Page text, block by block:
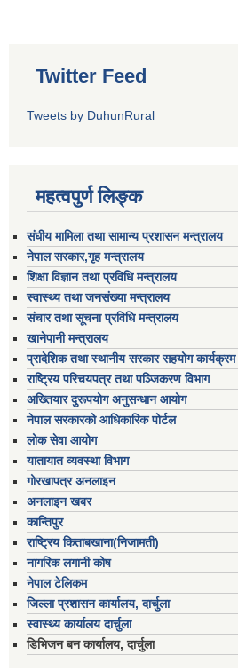
Twitter Feed
Tweets by DuhunRural
महत्वपुर्ण लिङ्क
संघीय मामिला तथा सामान्य प्रशासन मन्त्रालय
नेपाल सरकार,गृह मन्त्रालय
शिक्षा विज्ञान तथा प्रविधि मन्त्रालय
स्वास्थ्य तथा जनसंख्या मन्त्रालय
संचार तथा सूचना प्रविधि मन्त्रालय
खानेपानी मन्त्रालय
प्रादेशिक तथा स्थानीय सरकार सहयोग कार्यक्रम
राष्ट्रिय परिचयपत्र तथा पञ्जिकरण विभाग
अख्तियार दुरूपयोग अनुसन्धान आयोग
नेपाल सरकारको आधिकारिक पोर्टल
लोक सेवा आयोग
यातायात व्यवस्था विभाग
गोरखापत्र अनलाइन
अनलाइन खबर
कान्तिपुर
राष्ट्रिय किताबखाना(निजामती)
नागरिक लगानी कोष
नेपाल टेलिकम
जिल्ला प्रशासन कार्यालय, दार्चुला
स्वास्थ्य कार्यालय दार्चुला
डिभिजन बन कार्यालय, दार्चुला